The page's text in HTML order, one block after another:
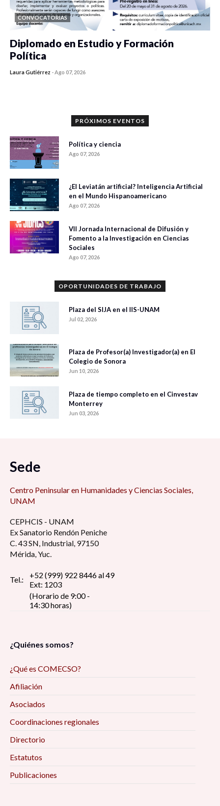
CONVOCATORIAS
Diplomado en Estudio y Formación
Política
Laura Gutiérrez -Ago 07, 2026
PRÓXIMOS EVENTOS
Política y ciencia
Ago 07, 2026
¿El Leviatán artificial? Inteligencia Artificial
en el Mundo Hispanoamericano
Ago 07, 2026
VII Jornada Internacional de Difusión y
Fomento a la Investigación en Ciencias
Sociales
Ago 07, 2026
OPORTUNIDADES DE TRABAJO
Plaza del SIJA en el IIS-UNAM
Jul 02, 2026
Plaza de Profesor(a) Investigador(a) en El
Colegio de Sonora
Jun 10, 2026
Plaza de tiempo completo en el Cinvestav
Monterrey
Jun 03, 2026
Sede
Centro Peninsular en Humanidades y Ciencias Sociales,
UNAM
CEPHCIS - UNAM
Ex Sanatorio Rendón Peniche
C. 43 SN, Industrial, 97150
Mérida, Yuc.
Tel.:
+52 (999) 922 8446 al 49
Ext: 1203
(Horario de 9:00 -
14:30 horas)
¿Quiénes somos?
¿Qué es COMECSO?
Afiliación
Asociados
Coordinaciones regionales
Directorio
Estatutos
Publicaciones